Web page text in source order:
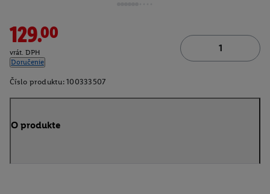
129.00
vrát. DPH
Doručenie
Číslo produktu: 100333507
O produkte